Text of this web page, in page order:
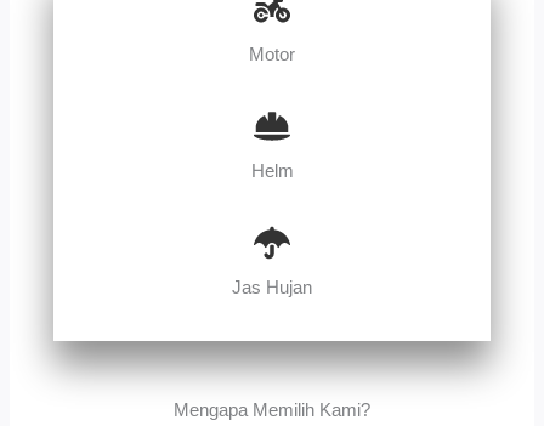
Motor
Helm
Jas Hujan
Mengapa Memilih Kami?